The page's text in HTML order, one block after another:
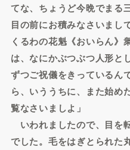
てな、ちょうど今晩でまる
目の前にお積みなさいまし
くるわの花魁《おいらん》
は、なにかぶつぶつ人形と
ずつご祝儀をきっている
ら、いううちに、また始め
覧なさいましよ」
いわれましたので、目を
でした。毛をはぎとられた